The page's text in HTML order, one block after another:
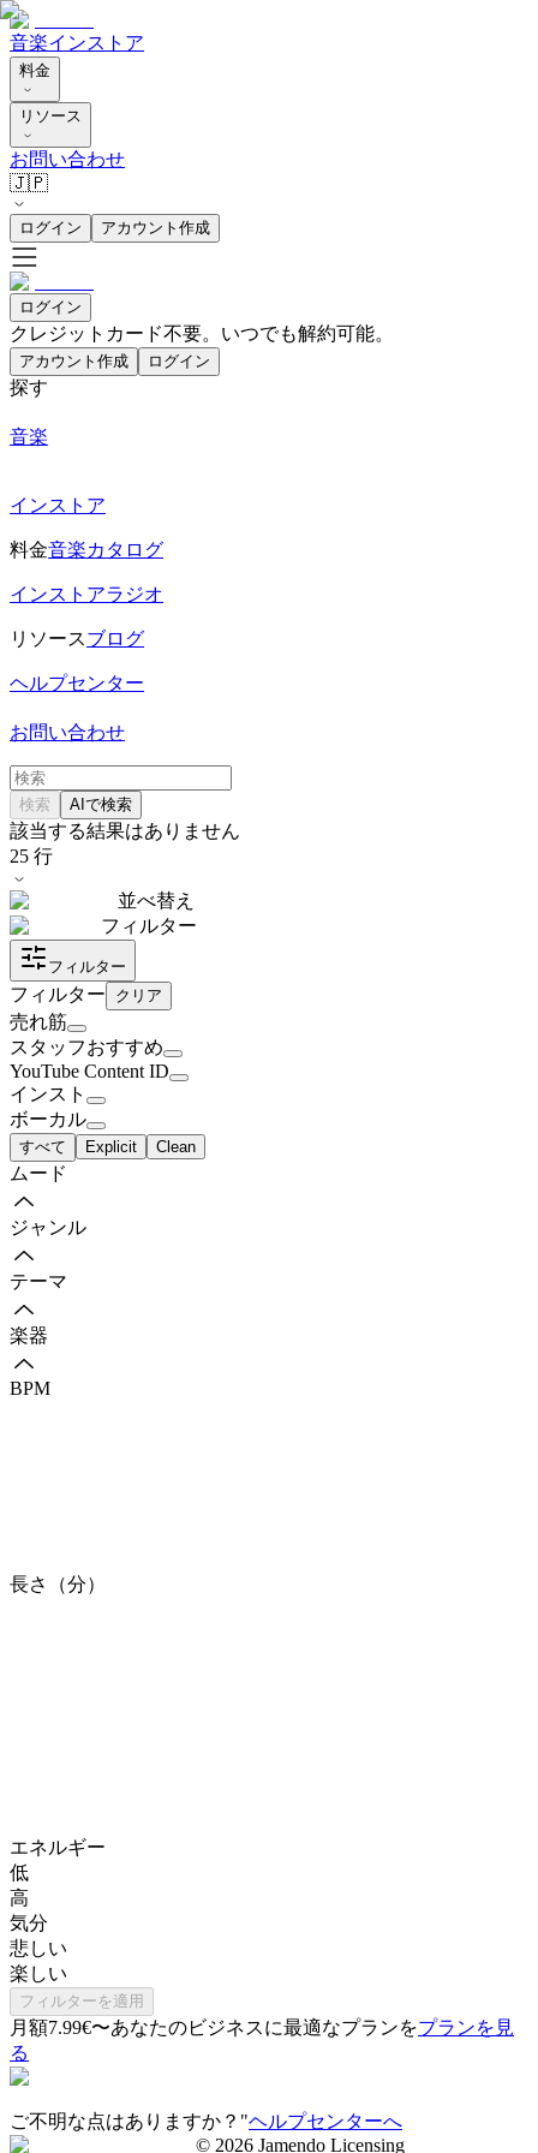
音楽インストア
料金
リソース
お問い合わせ
🇯🇵
ログイン アカウント作成
ログイン
クレジットカード不要。いつでも解約可能。
アカウント作成 ログイン
探す
音楽
インストア
料金音楽カタログ
インストアラジオ
リソースブログ
ヘルプセンター
お問い合わせ
検索 AIで検索
該当する結果はありません
25 行
並べ替え
フィルター
フィルター
フィルター クリア
売れ筋
スタッフおすすめ
YouTube Content ID
インスト
ボーカル
すべて Explicit Clean
ムード
ジャンル
テーマ
楽器
BPM
長さ（分）
エネルギー
低
高
気分
悲しい
楽しい
フィルターを適用
月額7.99€〜あなたのビジネスに最適なプランをプランを見
る
ご不明な点はありますか？"ヘルプセンターへ
© 2026 Jamendo Licensing